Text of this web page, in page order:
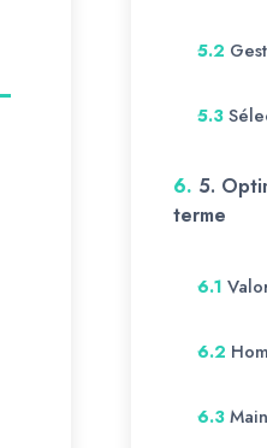
5.2
5.3
6. 5.
terme
6.1
6.2
6.3